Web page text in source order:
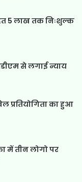
5 लाख तक निःशुल्क
से लगाई न्याय
प्रतियोगिता का हुआ
में तीन लोगो पर